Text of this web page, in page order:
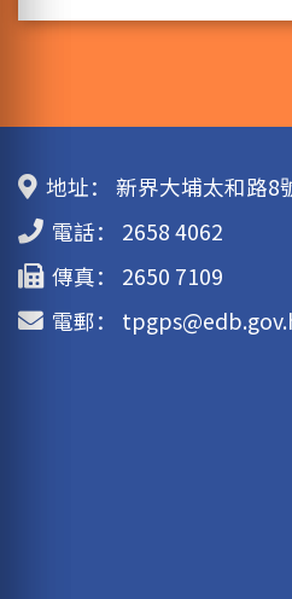
地址：
新界大埔太和路8
電話：
2658 4062
傳真：
2650 7109
電郵：